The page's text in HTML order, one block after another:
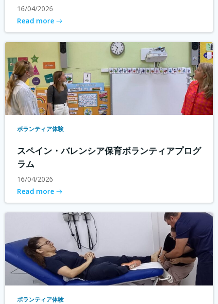
16/04/2026
Read more
ボランティア体験
スペイン・バレンシア保育ボランティアプログ
ラム
16/04/2026
Read more
ボランティア体験